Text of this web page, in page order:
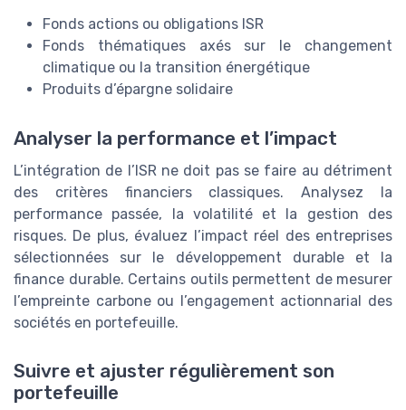
Fonds actions ou obligations ISR
Fonds thématiques axés sur le changement
climatique ou la transition énergétique
Produits d’épargne solidaire
Analyser la performance et l’impact
L’intégration de l’ISR ne doit pas se faire au détriment
des critères financiers classiques. Analysez la
performance passée, la volatilité et la gestion des
risques. De plus, évaluez l’impact réel des entreprises
sélectionnées sur le développement durable et la
finance durable. Certains outils permettent de mesurer
l’empreinte carbone ou l’engagement actionnarial des
sociétés en portefeuille.
Suivre et ajuster régulièrement son
portefeuille